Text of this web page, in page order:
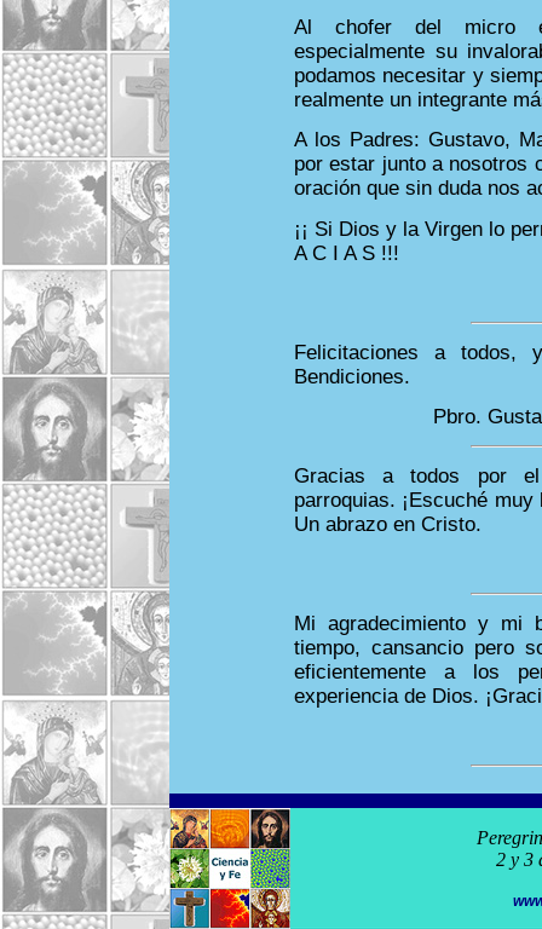
Al chofer del micro
especialmente su
podamos necesitar y
realmente un integrante
A los Padres: Gustavo,
por estar junto a nosotros
oración que sin duda nos
¡¡ Si Dios y la Virgen lo
A C I A S !!!
Felicitaciones a todos,
Bendiciones.
Pbro.
Gracias a todos por
parroquias. ¡Escuché
Un abrazo en Cristo.
Mi agradecimiento y mi
tiempo, cansancio pero
eficientemente a los
experiencia de Dios.
2 y 3